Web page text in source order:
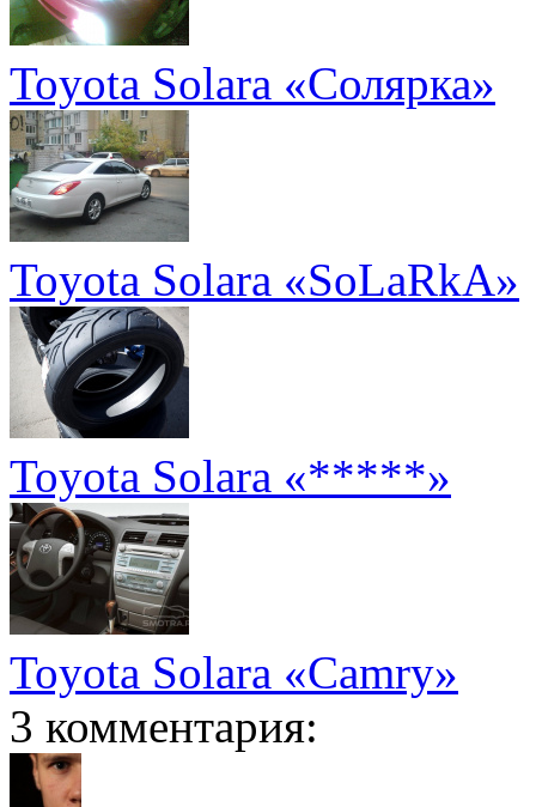
Toyota Solara «Солярка»
Toyota Solara «SoLaRkA»
Toyota Solara «*****»
Toyota Solara «Camry»
3 комментария: